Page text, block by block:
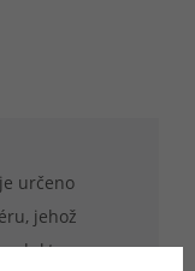
určeno
jehož